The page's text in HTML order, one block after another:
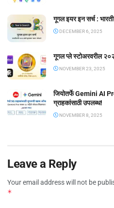
गूगल इयर इन सर्च :
DECEMBER 6, 2025
गूगल प्ले स्टोअरवरील
NOVEMBER 23, 2025
जियोतर्फे Gemini AI
ग्राहकांसाठी उपलब्ध!
NOVEMBER 8, 2025
Leave a Reply
Your email address will not be
*